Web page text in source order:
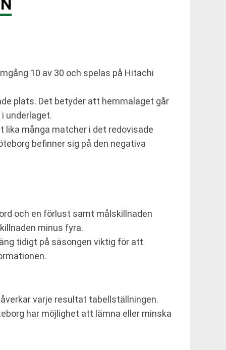
10 av 30 och spelas på Hitachi
plats. Det betyder att hemmalaget går
underlaget.
många matcher i det redovisade
befinner sig på den negativa
och en förlust samt målskillnaden
minus fyra.
tidigt på säsongen viktig för att
varje resultat tabellställningen.
har möjlighet att lämna eller minska